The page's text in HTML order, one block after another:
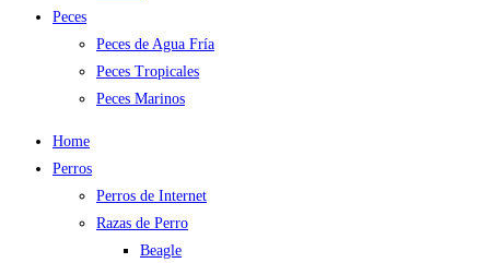
Peces
Peces de Agua Fría
Peces Tropicales
Peces Marinos
Home
Perros
Perros de Internet
Razas de Perro
Beagle